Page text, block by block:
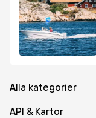
Alla kategorier
API & Kartor